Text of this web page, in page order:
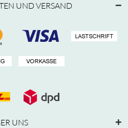
UND VERSAND
UNS